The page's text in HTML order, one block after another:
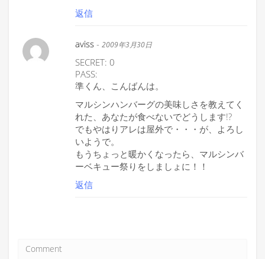
返信
aviss - 2009年3月30日
SECRET: 0
PASS:
準くん、こんばんは。
マルシンハンバーグの美味しさを教えてく
れた、あなたが食べないでどうします!?
でもやはりアレは屋外で・・・が、よろし
いようで。
もうちょっと暖かくなったら、マルシンバ
ーベキュー祭りをしましょに！！
返信